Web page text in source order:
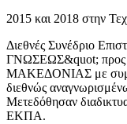
2015 και 2018 στην
Διεθνές Συνέδριο
ΓΝΩΣΕΩΣ&quot; προς
ΜΑΚΕΔΟΝΙΑΣ με
διεθνώς
Μετεδόθησαν
ΕΚΠΑ.